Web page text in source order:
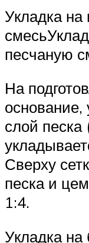
Укладка
песчаную
На
основание,
слой
Сверху
песка и
1:4.
Укладка на